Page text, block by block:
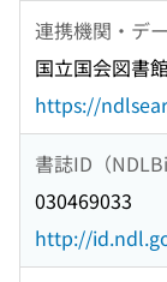
連携機関・デ
国立国会図書
https://
書誌ID（
030469033
http://